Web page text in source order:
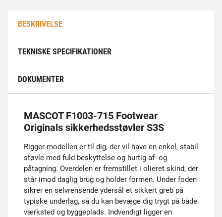
BESKRIVELSE
TEKNISKE SPECIFIKATIONER
DOKUMENTER
MASCOT F1003-715 Footwear
Originals sikkerhedsstøvler S3S
Rigger-modellen er til dig, der vil have en enkel, stabil
støvle med fuld beskyttelse og hurtig af- og
påtagning. Overdelen er fremstillet i olieret skind, der
står imod daglig brug og holder formen. Under foden
sikrer en selvrensende ydersål et sikkert greb på
typiske underlag, så du kan bevæge dig trygt på både
værksted og byggeplads. Indvendigt ligger en